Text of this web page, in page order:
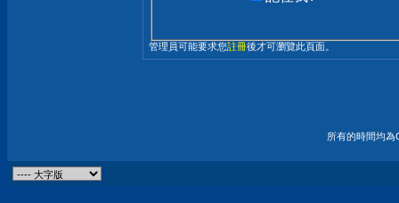
管理員可能要求您註冊後才可瀏覽此頁面。
所有的時間均為